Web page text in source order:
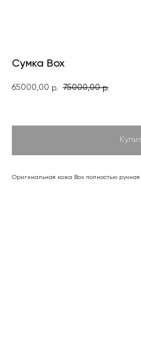
Сумка Box
65000,00 р. 75000,00 р.
Оригинальная кожа Box полностью